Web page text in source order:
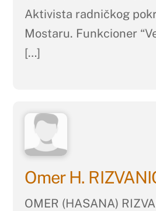
Aktivista radničkog
Mostaru. Funkcioner
[…]
Omer H.
OMER (HASANA)